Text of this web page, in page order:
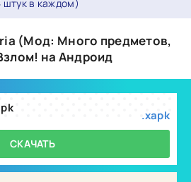
штук в каждом)
(Мод: Много предметов,
на Андроид
.xapk
СКАЧАТЬ